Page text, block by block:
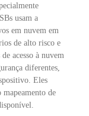
usam a
em nuvem em
de alto risco e
acesso à nuvem
diferentes,
Eles
de